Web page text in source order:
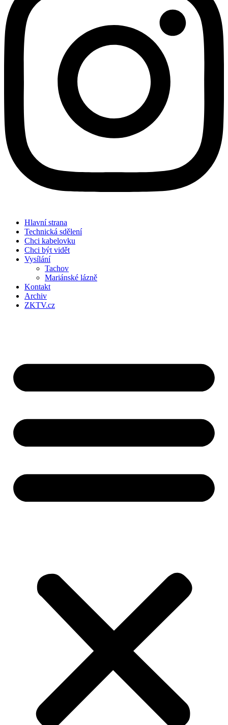
Hlavní strana
Technická sdělení
Chci kabelovku
Chci být vidět
Vysílání
Tachov
Mariánské lázně
Kontakt
Archiv
ZKTV.cz